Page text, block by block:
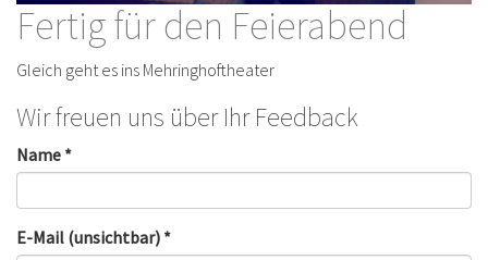
Fertig für den Feierabend
Gleich geht es ins Mehringhoftheater
Wir freuen uns über Ihr Feedback
Name *
E-Mail (unsichtbar) *